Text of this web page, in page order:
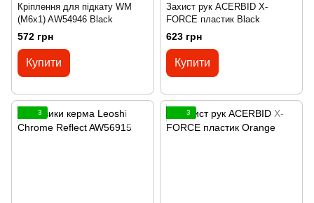
Кріплення для підкату WM
(M6x1) AW54946 Black
572 грн
Купити
Захист рук ACERBID X-
FORCE пластик Black
623 грн
Купити
3 3